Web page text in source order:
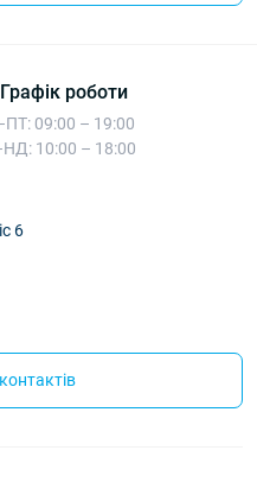
Графік роботи
09:00 – 19:00
10:00 – 18:00
6